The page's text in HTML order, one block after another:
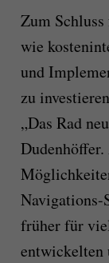
Zum
wie
und
zu
„Das Rad
Navigations-
früher für
entwickelten